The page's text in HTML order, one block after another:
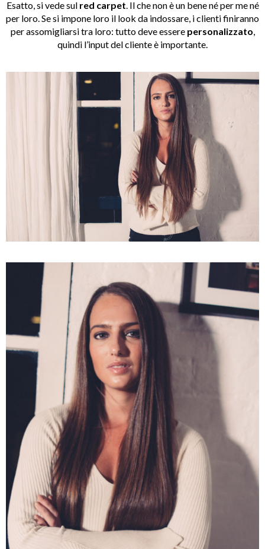
Esatto, si vede sul red carpet. Il che non è un bene né per me né
per loro. Se si impone loro il look da indossare, i clienti finiranno
per assomigliarsi tra loro: tutto deve essere personalizzato,
quindi l’input del cliente è importante.